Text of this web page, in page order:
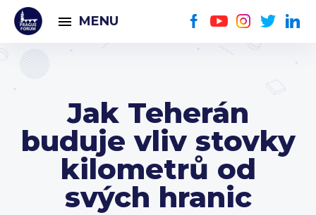
MENU
Jak Teherán
buduje vliv stovky
kilometrů od
svých hranic